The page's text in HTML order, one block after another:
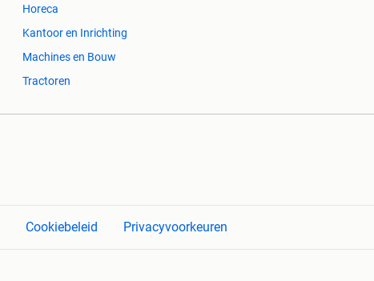
Horeca
Kantoor en Inrichting
Machines en Bouw
Tractoren
Cookiebeleid Privacyvoorkeuren